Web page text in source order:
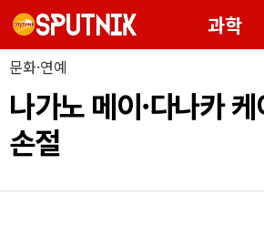
과학
문화·연예
나가노 메이·다나카
손절